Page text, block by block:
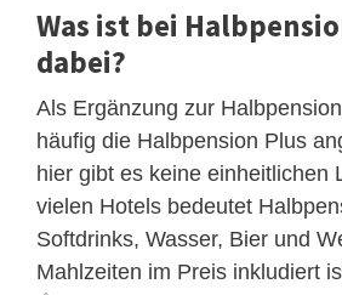
Was ist bei
dabei?
Als Ergänzung zur
häufig die Halbpension Plus
hier gibt es keine einheitlichen
vielen Hotels bedeutet
Softdrinks, Wasser, Bier und
Mahlzeiten im Preis inkludiert